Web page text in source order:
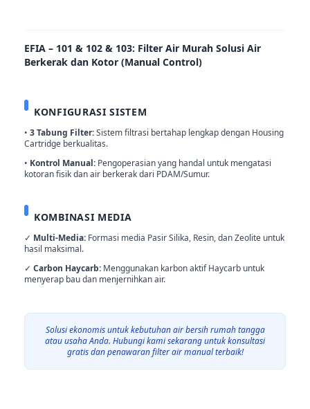
EFIA – 101 & 102 & 103: Filter Air Murah Solusi Air
Berkerak dan Kotor (Manual Control)
KONFIGURASI SISTEM
• 3 Tabung Filter:Sistem filtrasi bertahap lengkap dengan Housing
Cartridge berkualitas.
• Kontrol Manual: Pengoperasian yang handal untuk mengatasi
kotoran fisik dan air berkerak dari PDAM/Sumur.
KOMBINASI MEDIA
✓ Multi-Media: Formasi media Pasir Silika, Resin, dan Zeolite untuk
hasil maksimal.
✓ Carbon Haycarb: Menggunakan karbon aktif Haycarb untuk
menyerap bau dan menjernihkan air.
Solusi ekonomis untuk kebutuhan air bersih rumah tangga
atau usaha Anda. Hubungi kami sekarang untuk konsultasi
gratis dan penawaran filter air manual terbaik!